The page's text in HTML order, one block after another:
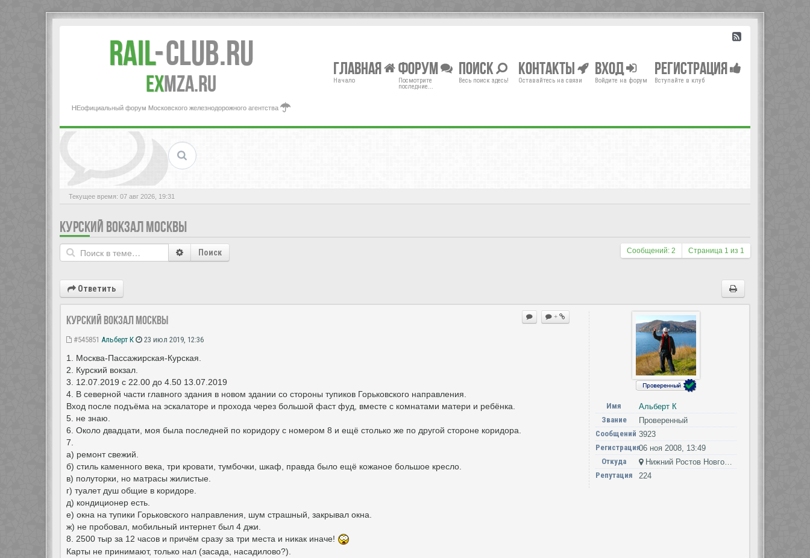
Rail-Club.RU
exMZA.RU
НЕофициальный форум Московского железнодорожного агентства
Главная
Начало
Форум
Посмотрите
последние...
Поиск
Весь поиск здесь!
Контакты
Оставайтесь на связи
Вход
Войдите на форум
Регистрация
Вступайте в клуб
Текущее время: 07 авг 2026, 19:31
КУРСКИЙ ВОКЗАЛ МОСКВЫ
Сообщений: 2 Страница 1 из 1
Поиск
Ответить
+
Курский вокзал Москвы
#545851 Альберт К 23 июл 2019, 12:36
1. Москва-Пассажирская-Курская.
2. Курский вокзал.
3. 12.07.2019 с 22.00 до 4.50 13.07.2019
4. В северной части главного здания в новом здании со стороны тупиков Горьковского направления.
Вход после подъёма на эскалаторе и прохода через большой фаст фуд, вместе с комнатами матери и ребёнка.
5. не знаю.
6. Около двадцати, моя была последней по коридору с номером 8 и ещё столько же по другой стороне коридора.
7.
а) ремонт свежий.
б) стиль каменного века, три кровати, тумбочки, шкаф, правда было ещё кожаное большое кресло.
в) полуторки, но матрасы жилистые.
г) туалет душ общие в коридоре.
д) кондиционер есть.
е) окна на тупики Горьковского направления, шум страшный, закрывал окна.
ж) не пробовал, мобильный интернет был 4 джи.
8. 2500 тыр за 12 часов и причём сразу за три места и никак иначе!
Карты не принимают, только нал (засада, насадилово?).
Имя
Альберт К
Звание
Проверенный
Сообщений 3923
Регистрация06 ноя 2008, 13:49
Откуда
Нижний Ростов Новгород на Дону
Репутация
224